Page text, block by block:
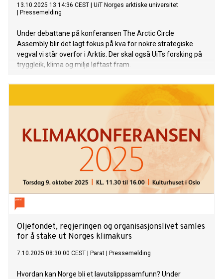
13.10.2025 13:14:36 CEST
UiT Norges arktiske universitet
Pressemelding
Under debattane på konferansen The Arctic Circle
Assembly blir det lagt fokus på kva for nokre strategiske
vegval vi står overfor i Arktis. Der skal også UiTs forsking på
tryggleik, klima og miljø løftast fram.
Oljefondet, regjeringen og organisasjonslivet samles
for å stake ut Norges klimakurs
7.10.2025 08:30:00 CEST Parat Pressemelding
Hvordan kan Norge bli et lavutslippssamfunn? Under